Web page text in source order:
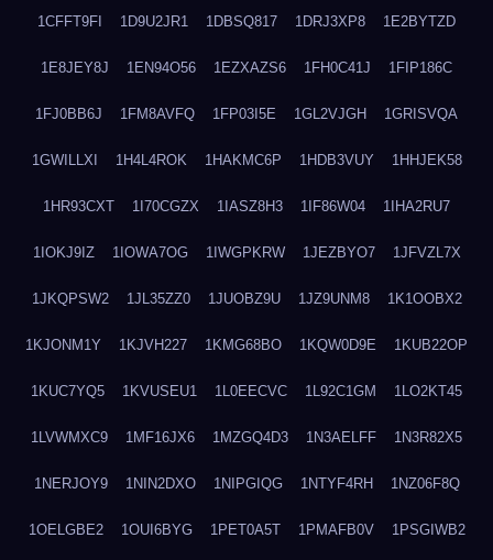
1CFFT9FI 1D9U2JR1 1DBSQ817 1DRJ3XP8 1E2BYTZD
1E8JEY8J 1EN94O56 1EZXAZS6 1FH0C41J 1FIP186C
1FJ0BB6J 1FM8AVFQ 1FP03I5E 1GL2VJGH 1GRISVQA
1GWILLXI 1H4L4ROK 1HAKMC6P 1HDB3VUY 1HHJEK58
1HR93CXT 1I70CGZX 1IASZ8H3 1IF86W04 1IHA2RU7
1IOKJ9IZ 1IOWA7OG 1IWGPKRW 1JEZBYO7 1JFVZL7X
1JKQPSW2 1JL35ZZ0 1JUOBZ9U 1JZ9UNM8 1K1OOBX2
1KJONM1Y 1KJVH227 1KMG68BO 1KQW0D9E 1KUB22OP
1KUC7YQ5 1KVUSEU1 1L0EECVC 1L92C1GM 1LO2KT45
1LVWMXC9 1MF16JX6 1MZGQ4D3 1N3AELFF 1N3R82X5
1NERJOY9 1NIN2DXO 1NIPGIQG 1NTYF4RH 1NZ06F8Q
1OELGBE2 1OUI6BYG 1PET0A5T 1PMAFB0V 1PSGIWB2